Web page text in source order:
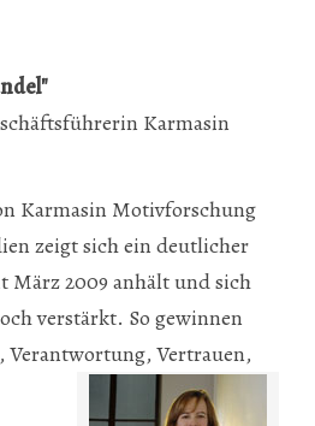
Karmasin
Karmasin Motivforschung
zeigt sich ein deutlicher
März 2009 anhält und sich
verstärkt. So gewinnen
Verantwortung, Vertrauen,